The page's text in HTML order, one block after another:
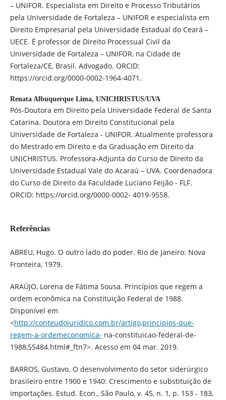
– UNIFOR. Especialista em Direito e Processo Tributários
pela Universidade de Fortaleza – UNIFOR e especialista em
Direito Empresarial pela Universidade Estadual do Ceará –
UECE. É professor de Direito Processual Civil da
Universidade de Fortaleza – UNIFOR, na Cidade de
Fortaleza/CE, Brasil. Advogado. ORCID:
https://orcid.org/0000-0002-1964-4071.
Renata Albuquerque Lima, UNICHRISTUS/UVA
Pós-Doutora em Direito pela Universidade Federal de Santa
Catarina. Doutora em Direito Constitucional pela
Universidade de Fortaleza - UNIFOR. Atualmente professora
do Mestrado em Direito e da Graduação em Direito da
UNICHRISTUS. Professora-Adjunta do Curso de Direito da
Universidade Estadual Vale do Acaraú – UVA. Coordenadora
do Curso de Direito da Faculdade Luciano Feijão - FLF.
ORCID: https://orcid.org/0000-0002- 4019-9558.
Referências
ABREU, Hugo. O outro lado do poder. Rio de Janeiro: Nova
Fronteira, 1979.
ARAÚJO, Lorena de Fátima Sousa. Princípios que regem a
ordem econômica na Constituição Federal de 1988.
Disponível em
<http://conteudojuridico.com.br/artigo,principios-que-
regem-a-ordemeconomica- na-constituicao-federal-de-
1988,55484.html#_ftn7>. Acesso em 04 mar. 2019.
BARROS, Gustavo. O desenvolvimento do setor siderúrgico
brasileiro entre 1900 e 1940: Crescimento e substituição de
importações. Estud. Econ., São Paulo, v. 45, n. 1, p. 153 - 183,